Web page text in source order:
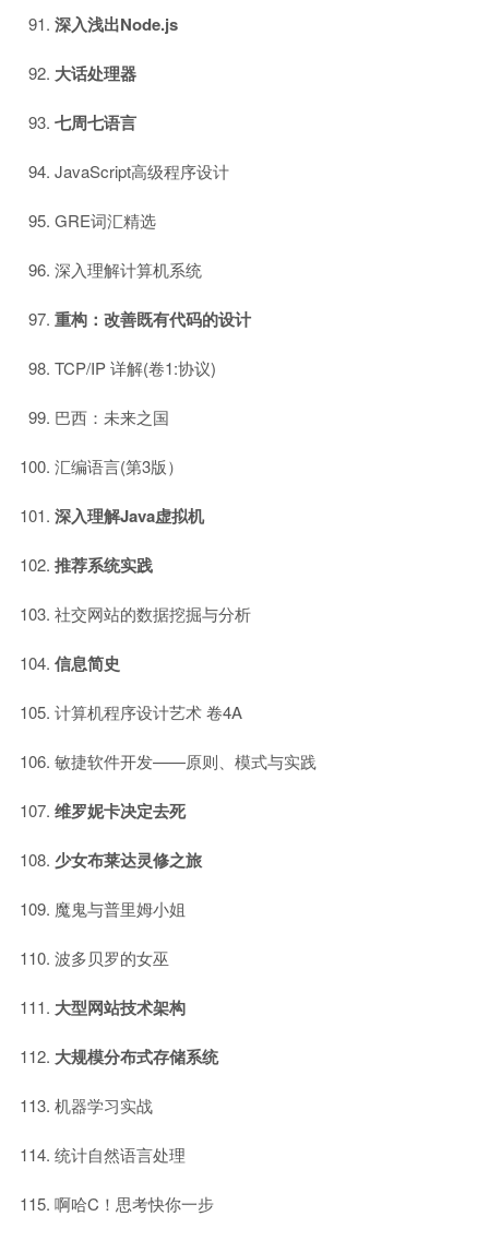
深入浅出Node.js
大话处理器
七周七语言
JavaScript高级程序设计
GRE词汇精选
深入理解计算机系统
重构：改善既有代码的设计
TCP/IP 详解(卷1:协议)
巴西：未来之国
汇编语言(第3版）
深入理解Java虚拟机
推荐系统实践
社交网站的数据挖掘与分析
信息简史
计算机程序设计艺术 卷4A
敏捷软件开发——原则、模式与实践
维罗妮卡决定去死
少女布莱达灵修之旅
魔鬼与普里姆小姐
波多贝罗的女巫
大型网站技术架构
大规模分布式存储系统
机器学习实战
统计自然语言处理
啊哈C！思考快你一步